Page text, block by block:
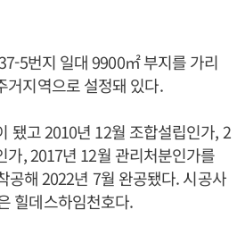
5번지 일대 9900㎡ 부지를 가리
거지역으로 설정돼 있다.
됐고 2010년 12월 조합설립인가, 2
가, 2017년 12월 관리처분인가를
공해 2022년 7월 완공됐다. 시공사
힐데스하임천호다.